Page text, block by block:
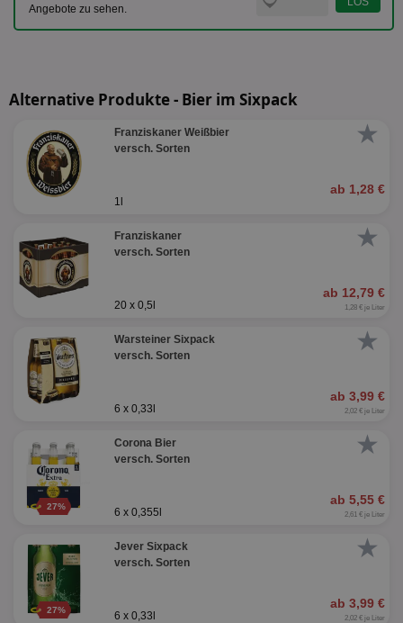
Angebote zu sehen.
Alternative Produkte - Bier im Sixpack
★
Franziskaner Weißbier
versch. Sorten
ab 1,28 €
1l
★
Franziskaner
versch. Sorten
ab 12,79 €
20 x 0,5l 1,28 € je Liter
★
Warsteiner Sixpack
versch. Sorten
ab 3,99 €
6 x 0,33l 2,02 € je Liter
★
27%
Corona Bier
versch. Sorten
ab 5,55 €
6 x 0,355l 2,61 € je Liter
★
27%
Jever Sixpack
versch. Sorten
ab 3,99 €
6 x 0,33l 2,02 € je Liter